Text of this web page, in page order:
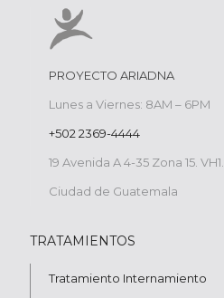
PROYECTO ARIADNA
Lunes a Viernes: 8AM – 6PM
+502 2369-4444
19 Avenida A 4-35 Zona 15. VH1.
Ciudad de Guatemala
TRATAMIENTOS
Tratamiento Internamiento